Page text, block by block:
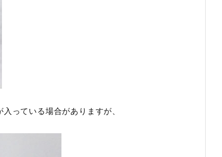
っている場合がありますが、